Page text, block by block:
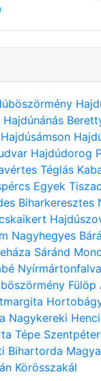
Hajdúnánás
Hajdúsámson
Hajdúdorog
Téglás
Egyek
Biharkeresztes
Nagyhegyes
Sáránd
Nyírmártonfalva
Fülöp
Nagykereki
Tépe
Bihartorda
Körösszakál